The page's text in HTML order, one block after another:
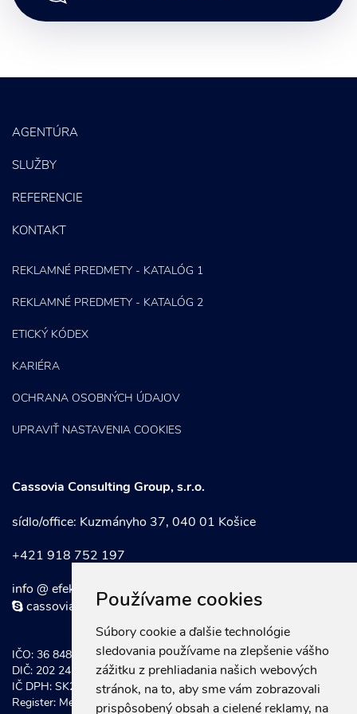
Používame cookies
Súbory cookie a ďalšie technológie
sledovania používame na zlepšenie vášho
zážitku z prehliadania našich webových
stránok, na to, aby sme vám zobrazovali
prispôsobený obsah a cielené reklamy, na
Letáky a Propagačné materiály
PPC kampane
E-mail marketing
Content Marketing
AGENTÚRA
SLUŽBY
REFERENCIE
KONTAKT
REKLAMNÉ PREDMETY - KATALÓG 1
REKLAMNÉ PREDMETY - KATALÓG 2
ETICKÝ KÓDEX
KARIÉRA
OCHRANA OSOBNÝCH ÚDAJOV
UPRAVIŤ NASTAVENIA COOKIES
Cassovia Consulting Group, s.r.o.
sídlo/office: Kuzmányho 37, 040 01 Košice
+421 918 752 197
info @ efektivnymarketing . sk
cassoviaconsultinggroup
IČO: 36 848 921
DIČ: 202 247 0934
IČ DPH: SK202 247 0934
Register: Mestský súd Košice, Odd. Sro vložka č.: 20581/V